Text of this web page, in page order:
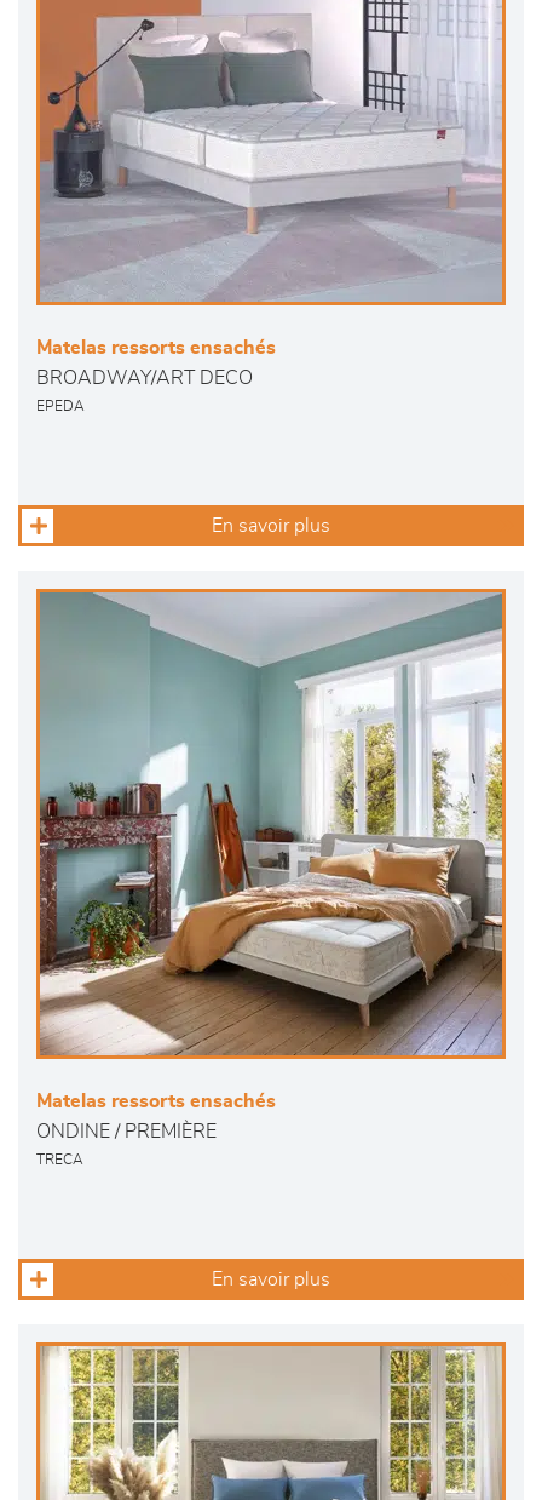
Matelas ressorts ensachés
BROADWAY/ART DECO
EPEDA
En savoir plus
Matelas ressorts ensachés
ONDINE / PREMIÈRE
TRECA
En savoir plus